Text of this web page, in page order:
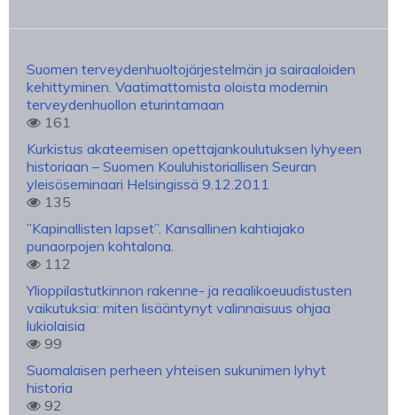
Suomen terveydenhuoltojärjestelmän ja sairaaloiden
kehittyminen. Vaatimattomista oloista modernin
terveydenhuollon eturintamaan
161
Kurkistus akateemisen opettajankoulutuksen lyhyeen
historiaan – Suomen Kouluhistoriallisen Seuran
yleisöseminaari Helsingissä 9.12.2011
135
”Kapinallisten lapset”. Kansallinen kahtiajako
punaorpojen kohtalona.
112
Ylioppilastutkinnon rakenne- ja reaalikoeuudistusten
vaikutuksia: miten lisääntynyt valinnaisuus ohjaa
lukiolaisia
99
Suomalaisen perheen yhteisen sukunimen lyhyt
historia
92